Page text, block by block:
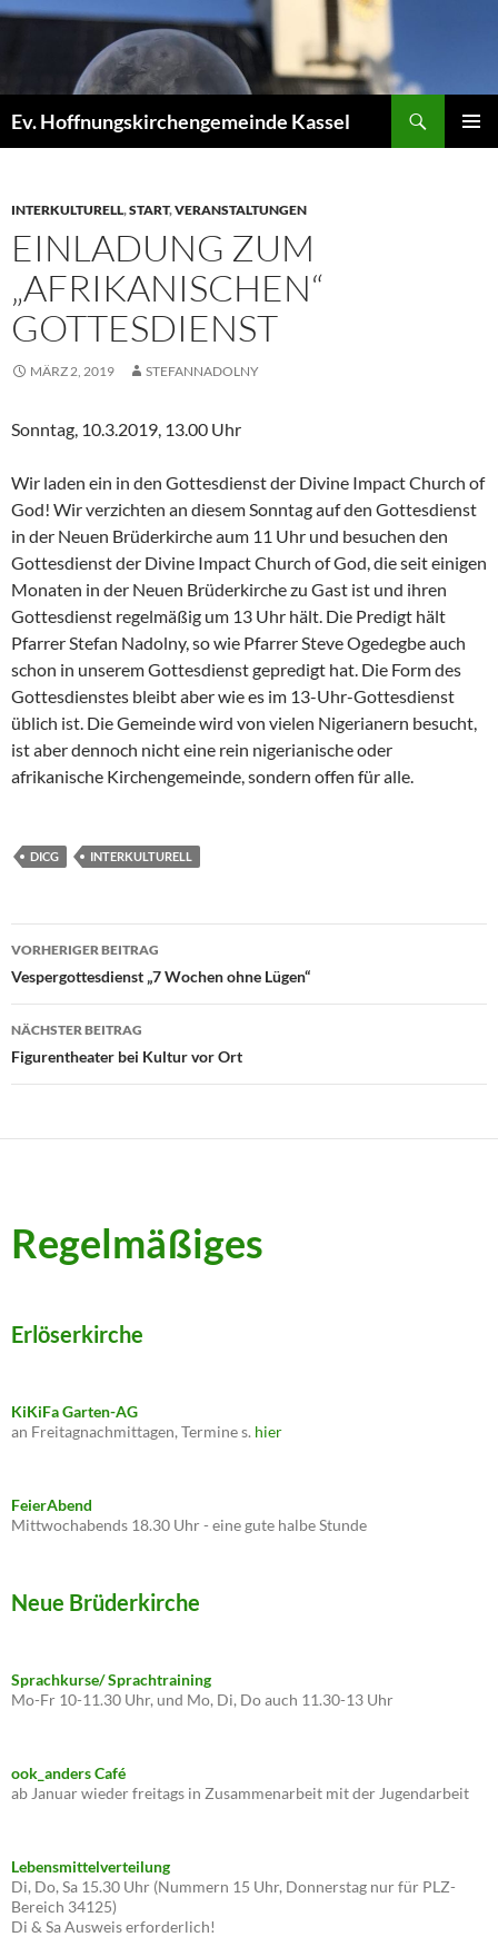
Zum
Ev. Hoffnungskirchengemeinde Kassel
INTERKULTURELL,START,VERANSTALTUNGEN
EINLADUNG ZUM
„AFRIKANISCHEN“
GOTTESDIENST
MÄRZ 2, 2019 STEFANNADOLNY
Sonntag, 10.3.2019, 13.00 Uhr
Wir laden ein in den Gottesdienst der Divine Impact Church of
God! Wir verzichten an diesem Sonntag auf den Gottesdienst
in der Neuen Brüderkirche aum 11 Uhr und besuchen den
Gottesdienst der Divine Impact Church of God, die seit einigen
Monaten in der Neuen Brüderkirche zu Gast ist und ihren
Gottesdienst regelmäßig um 13 Uhr hält. Die Predigt hält
Pfarrer Stefan Nadolny, so wie Pfarrer Steve Ogedegbe auch
schon in unserem Gottesdienst gepredigt hat. Die Form des
Gottesdienstes bleibt aber wie es im 13-Uhr-Gottesdienst
üblich ist. Die Gemeinde wird von vielen Nigerianern besucht,
ist aber dennoch nicht eine rein nigerianische oder
afrikanische Kirchengemeinde, sondern offen für alle.
DICG INTERKULTURELL
Beitragsnavigation
VORHERIGER BEITRAG
Vespergottesdienst „7 Wochen ohne Lügen“
NÄCHSTER BEITRAG
Figurentheater bei Kultur vor Ort
Regelmäßiges
Erlöserkirche
KiKiFa Garten-AG
an Freitagnachmittagen, Termine s. hier
FeierAbend
Mittwochabends 18.30 Uhr - eine gute halbe Stunde
Neue Brüderkirche
Sprachkurse/ Sprachtraining
Mo-Fr 10-11.30 Uhr, und Mo, Di, Do auch 11.30-13 Uhr
ook_anders Café
ab Januar wieder freitags in Zusammenarbeit mit der Jugendarbeit
Lebensmittelverteilung
Di, Do, Sa 15.30 Uhr (Nummern 15 Uhr, Donnerstag nur für PLZ-
Bereich 34125)
Di & Sa Ausweis erforderlich!